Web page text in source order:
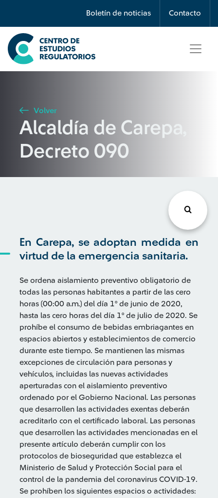
Boletín de noticias Contacto
Búsqueda
Seleccione país
Buscar
Volver
Alcaldía de Carepa,
Decreto 090
En Carepa, se adoptan medida en
virtud de la emergencia sanitaria.
Se ordena aislamiento preventivo obligatorio de
todas las personas habitantes a partir de las cero
horas (00:00 a.m.) del día 1° de junio de 2020,
hasta las cero horas del día 1° de julio de 2020. Se
prohíbe el consumo de bebidas embriagantes en
espacios abiertos y establecimientos de comercio
durante este tiempo. Se mantienen las mismas
excepciones de circulación para personas y
vehículos, incluidas las nuevas actividades
aperturadas con el aislamiento preventivo
ordenado por el Gobierno Nacional. Las personas
que desarrollen las actividades exentas deberán
acreditarlo con el certificado laboral. Las personas
que desarrollen las actividades mencionadas en el
presente artículo deberán cumplir con los
protocolos de bioseguridad que establezca el
Ministerio de Salud y Protección Social para el
control de la pandemia del coronavirus COVID-19.
Se prohíben los siguientes espacios o actividades: